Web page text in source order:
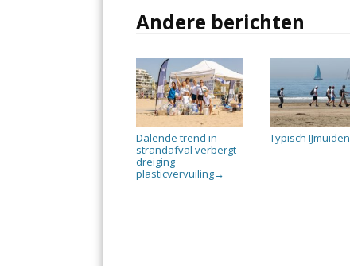
Andere berichten
Dalende trend in
strandafval verbergt
dreiging
plasticvervuiling→
Typisch IJmuiden